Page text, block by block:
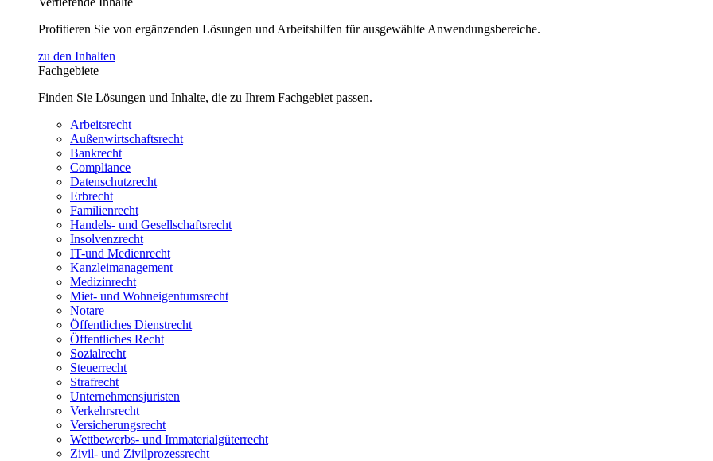
Profitieren Sie von ergänzenden Lösungen und Arbeitshilfen für ausgewählte Anwendungsbereiche.
zu den Inhalten
Fachgebiete
Finden Sie Lösungen und Inhalte, die zu Ihrem Fachgebiet passen.
Arbeitsrecht
Außenwirtschaftsrecht
Bankrecht
Compliance
Datenschutzrecht
Erbrecht
Familienrecht
Handels- und Gesellschaftsrecht
Insolvenzrecht
IT-und Medienrecht
Kanzleimanagement
Medizinrecht
Miet- und Wohneigentumsrecht
Notare
Öffentliches Dienstrecht
Öffentliches Recht
Sozialrecht
Steuerrecht
Strafrecht
Unternehmensjuristen
Verkehrsrecht
Versicherungsrecht
Wettbewerbs- und Immaterialgüterrecht
Zivil- und Zivilprozessrecht